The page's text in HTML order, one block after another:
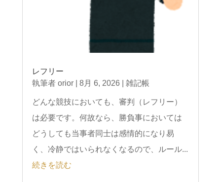
レフリー
執筆者 orior| 8月 6, 2026 雑記帳
どんな競技においても、審判（レフリー）
は必要です。何故なら、勝負事においては
どうしても当事者同士は感情的になり易
く、冷静ではいられなくなるので、ルール...
続きを読む